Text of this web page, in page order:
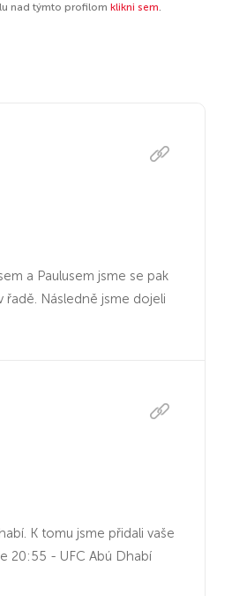
nad týmto profilom klikni sem.
a Paulusem jsme se pak
řadě. Následně jsme dojeli
K tomu jsme přidali vaše
20:55 - UFC Abú Dhabí